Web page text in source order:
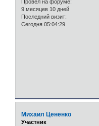
Провел на форуме:
9 месяцев 10 дней
Последний визит:
Сегодня 05:04:29
Михаил Цененко
Участник